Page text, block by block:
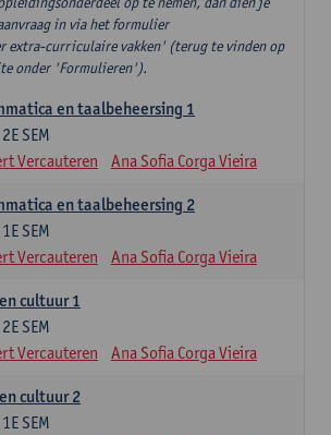
in via het formulier
extra-curriculaire vakken' (terug te vinden op
onder 'Formulieren').
en taalbeheersing 1
2E SEM
Vercauteren Ana Sofia Corga Vieira
en taalbeheersing 2
1E SEM
Vercauteren Ana Sofia Corga Vieira
cultuur 1
2E SEM
Vercauteren Ana Sofia Corga Vieira
cultuur 2
1E SEM